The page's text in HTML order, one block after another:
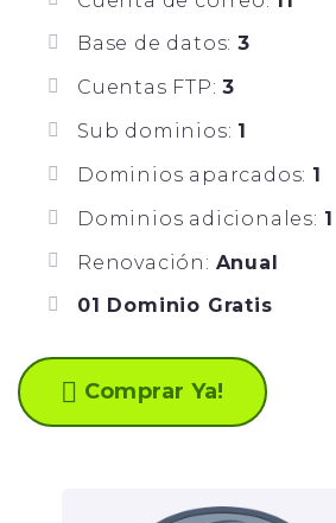
Base de datos: 3
Cuentas FTP:3
Sub dominios: 1
Dominios aparcados: 1
Dominios adicionales: 1
Renovación: Anual
01 Dominio Gratis
Comprar Ya!